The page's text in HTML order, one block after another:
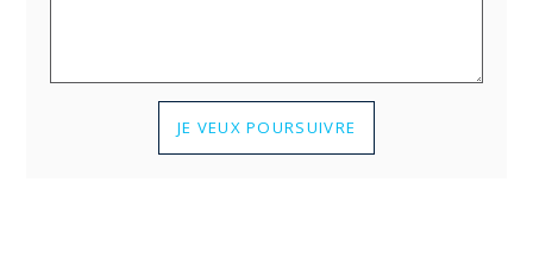
JE VEUX POURSUIVRE